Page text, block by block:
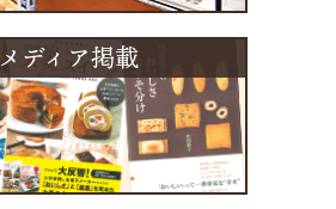
メディア掲載